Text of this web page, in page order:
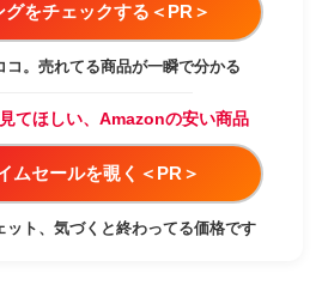
をチェックする＜PR＞
コ。売れてる商品が一瞬で分かる
てほしい、Amazonの安い商品
ムセールを覗く＜PR＞
ット、気づくと終わってる価格です